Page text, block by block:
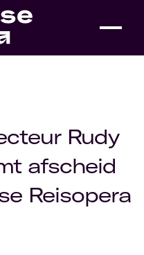
Rudy
afscheid
Reisopera